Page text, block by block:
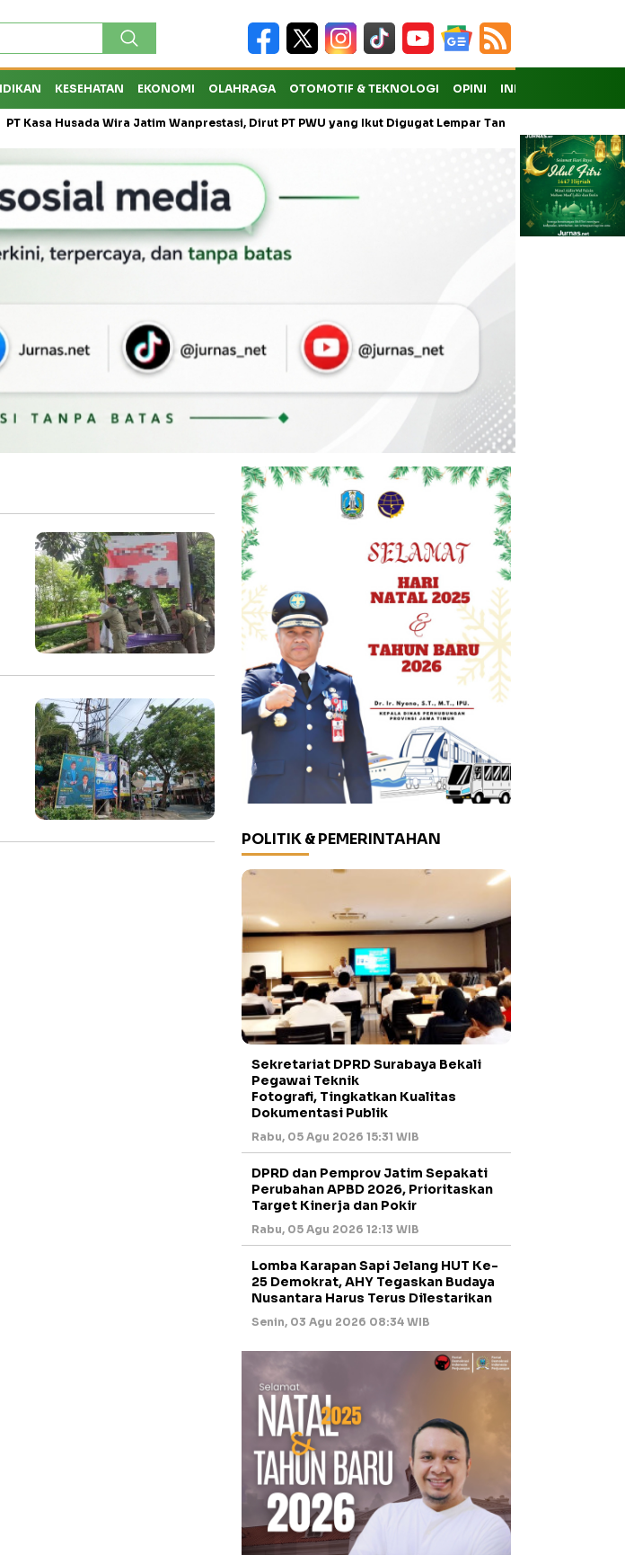
KESEHATAN EKONOMI OLAHRAGA OTOMOTIF & TEKNOLOGI OPINI INDEKS
Wira Jatim Wanprestasi, Dirut PT PWU yang Ikut Digugat Lempar Tanggung Jawab ke Anak Usaha
POLITIK & PEMERINTAHAN
Sekretariat DPRD Surabaya Bekali
Pegawai Teknik
Fotografi, Tingkatkan Kualitas
Dokumentasi Publik
Rabu, 05 Agu 2026 15:31 WIB
DPRD dan Pemprov Jatim Sepakati
Perubahan APBD 2026, Prioritaskan
Target Kinerja dan Pokir
Rabu, 05 Agu 2026 12:13 WIB
Lomba Karapan Sapi Jelang HUT Ke-
25 Demokrat, AHY Tegaskan Budaya
Nusantara Harus Terus Dilestarikan
Senin, 03 Agu 2026 08:34 WIB